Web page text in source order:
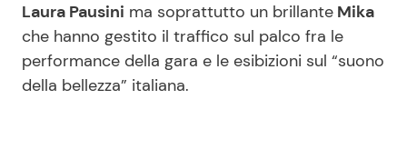
Viaggi e Turismo
Festività
Ricette Feste
Laura Pausini ma soprattutto un brillante Mika
che hanno gestito il traffico sul palco fra le
performance della gara e le esibizioni sul “suono
della bellezza” italiana.